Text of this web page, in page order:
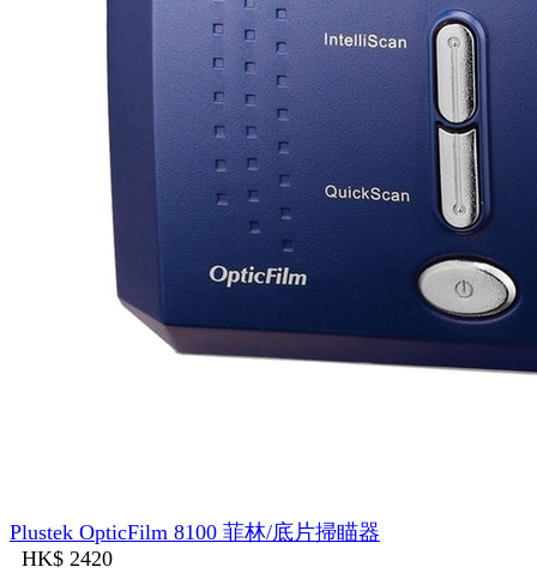
Plustek OpticFilm 8100 菲林/底片掃瞄器
HK$ 2420